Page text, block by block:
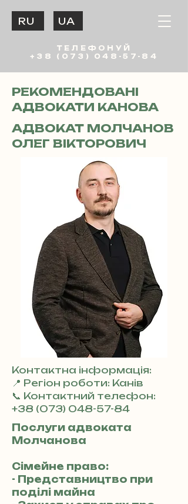
ТЕЛЕФОНУЙ
+38 (073) 048-57-84
UA
RU
РЕКОМЕНДОВАНІ
АДВОКАТИ КАНОВА
АДВОКАТ МОЛЧАНОВ
ОЛЕГ ВІКТОРОВИЧ
Контактна інформація:
📍 Регіон роботи: Канів
📞 Контактний телефон:
+38 (073) 048-57-84
Послуги адвоката
Молчанова
Сімейне право:
- Представництво при
поділі майна